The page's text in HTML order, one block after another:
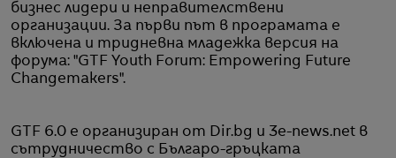
бизнес лидери и неправителствени
организации. За първи път в програмата е
включена и тридневна младежка версия на
форума: "GTF Youth Forum: Empowering Future
Changemakers".
GTF 6.0 е организиран от Dir.bg и 3e-news.net в
сътрудничество с Българо-гръцката